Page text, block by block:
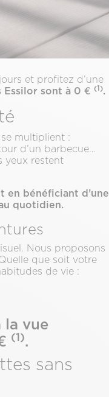
et profitez d’une
Essilor sont à 0 € (1)
multiplient :
d’un barbecue…
yeux restent
en bénéficiant d’une
quotidien.
Nous proposons
que soit votre
de vie :
la vue
(1).
sans